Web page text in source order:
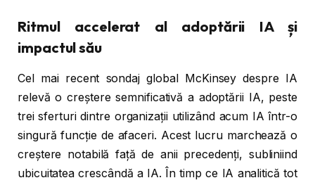
Ritmul accelerat al adoptării IA și
impactul său
Cel mai recent sondaj global McKinsey despre IA
relevă o creștere semnificativă a adoptării IA, peste
trei sferturi dintre organizații utilizând acum IA într-o
singură funcție de afaceri. Acest lucru marchează o
creștere notabilă față de anii precedenți, subliniind
ubicuitatea crescândă a IA. În timp ce IA analitică tot